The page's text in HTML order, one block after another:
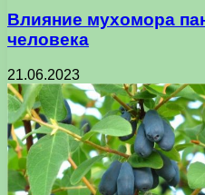
Влияние мухомора
человека
21.06.2023